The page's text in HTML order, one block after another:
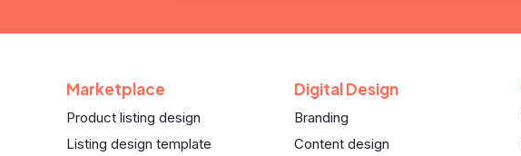
Marketplace
Product listing design
Listing design template
Digital Design
Branding
Content design